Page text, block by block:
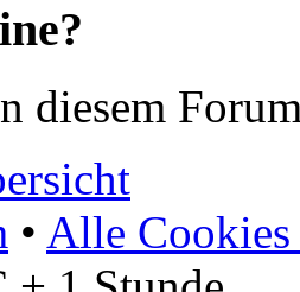
diesem
• Alle Cookies